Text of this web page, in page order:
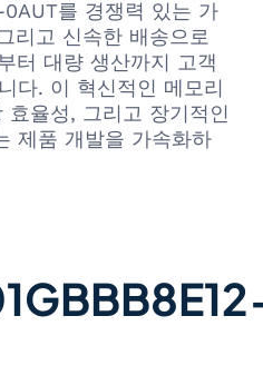
0AUT를 경쟁력 있는 가
리고 신속한 배송으로
터 대량 생산까지 고객
다. 이 혁신적인 메모리
율성, 그리고 장기적인
제품 개발을 가속화하